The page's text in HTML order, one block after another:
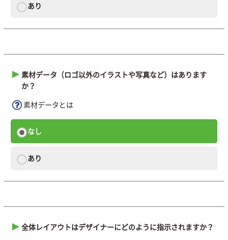
あり
素材データ（ロゴ以外のイラストや写真など）はあります
か？
素材データとは
なし
あり
全体レイアウトはデザイナーにどのように指示されますか？